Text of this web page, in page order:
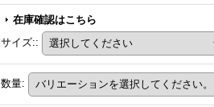
在庫確認はこちら
サイズ::
数量: